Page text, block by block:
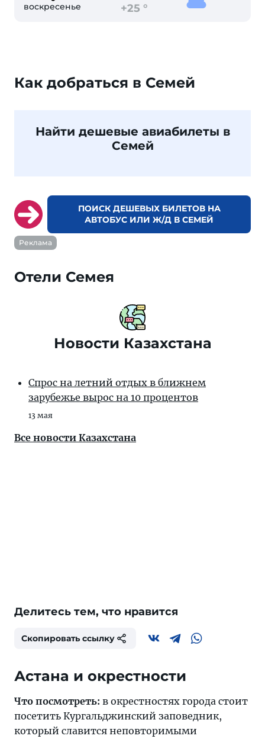
воскресенье +25 °
Как добраться в Семей
Найти дешевые авиабилеты в
Семей
ПОИСК ДЕШЕВЫХ БИЛЕТОВ НА
АВТОБУС ИЛИ Ж/Д В СЕМЕЙ
Реклама
Отели Семея
Новости Казахстана
Спрос на летний отдых в ближнем
зарубежье вырос на 10 процентов
13 мая
Все новости Казахстана
Делитесь тем, что нравится
Скопировать ссылку
Астана и окрестности
Что посмотреть: в окрестностях города стоит
посетить Кургальджинский заповедник,
который славится неповторимыми